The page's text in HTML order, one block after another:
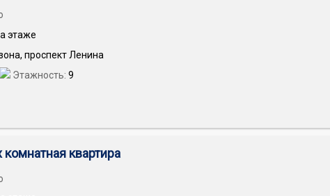
этаже
проспект Ленина
Этажность: 9
квартира